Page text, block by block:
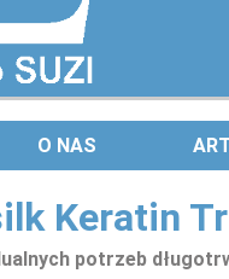
O NAS
Keratin
potrzeb